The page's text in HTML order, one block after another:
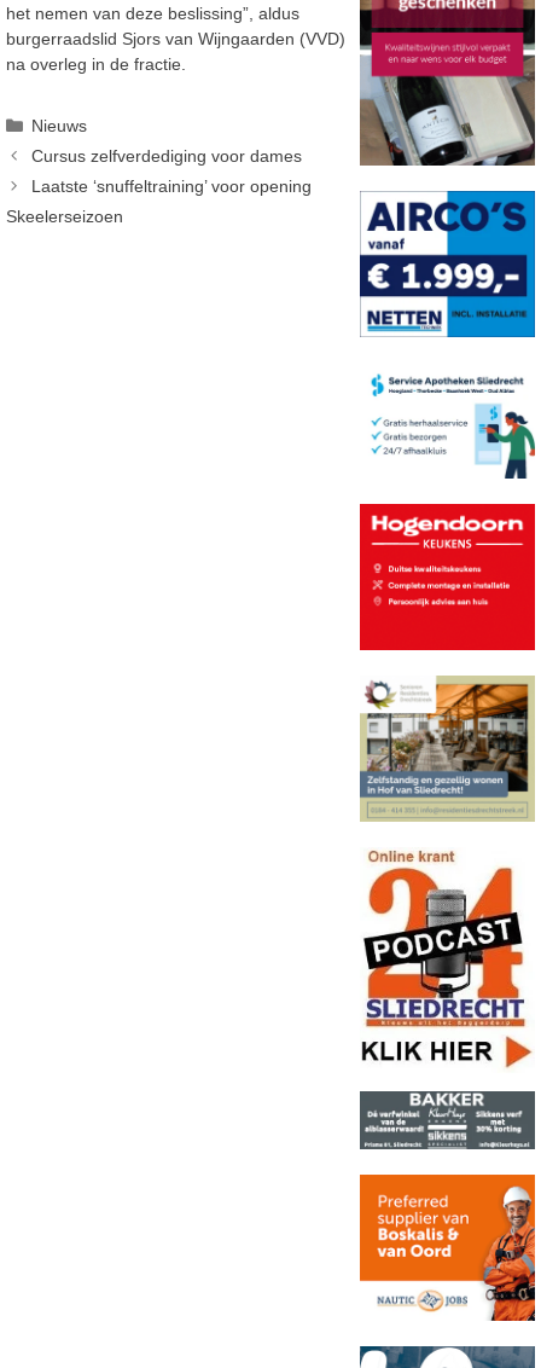
het nemen van deze beslissing”, aldus
burgerraadslid Sjors van Wijngaarden (VVD)
na overleg in de fractie.
Categorieën
Nieuws
Cursus zelfverdediging voor dames
Laatste ‘snuffeltraining’ voor opening
Skeelerseizoen